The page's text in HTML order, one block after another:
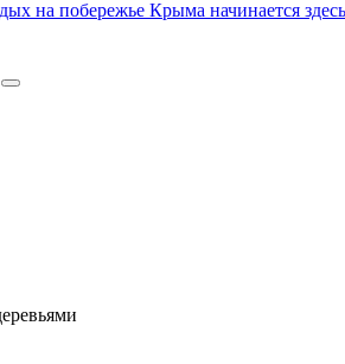
на побережье Крыма начинается